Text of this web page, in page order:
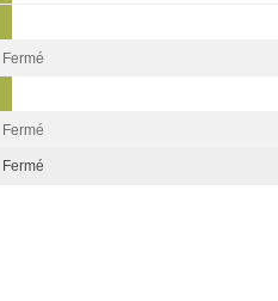
Fermé
Fermé
Fermé